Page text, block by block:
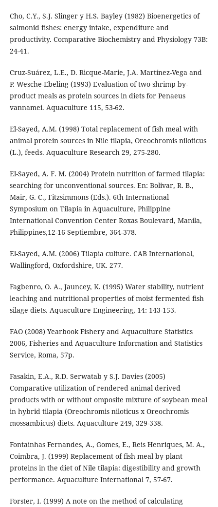
Cho, C.Y., S.J. Slinger y H.S. Bayley (1982) Bioenergetics of
salmonid fishes: energy intake, expenditure and
productivity. Comparative Biochemistry and Physiology 73B:
24-41.
Cruz-Suárez, L.E., D. Ricque-Marie, J.A. Martínez-Vega and
P. Wesche-Ebeling (1993) Evaluation of two shrimp by-
product meals as protein sources in diets for Penaeus
vannamei. Aquaculture 115, 53-62.
El-Sayed, A.M. (1998) Total replacement of fish meal with
animal protein sources in Nile tilapia, Oreochromis niloticus
(L.), feeds. Aquaculture Research 29, 275-280.
El-Sayed, A. F. M. (2004) Protein nutrition of farmed tilapia:
searching for unconventional sources. En: Bolivar, R. B.,
Mair, G. C., Fitzsimmons (Eds.). 6th International
Symposium on Tilapia in Aquaculture, Philippine
International Convention Center Roxas Boulevard, Manila,
Philippines,12-16 Septiembre, 364-378.
El-Sayed, A.M. (2006) Tilapia culture. CAB International,
Wallingford, Oxfordshire, UK. 277.
Fagbenro, O. A., Jauncey, K. (1995) Water stability, nutrient
leaching and nutritional properties of moist fermented fish
silage diets. Aquaculture Engineering, 14: 143-153.
FAO (2008) Yearbook Fishery and Aquaculture Statistics
2006, Fisheries and Aquaculture Information and Statistics
Service, Roma, 57p.
Fasakin, E.A., R.D. Serwatab y S.J. Davies (2005)
Comparative utilization of rendered animal derived
products with or without omposite mixture of soybean meal
in hybrid tilapia (Oreochromis niloticus x Oreochromis
mossambicus) diets. Aquaculture 249, 329-338.
Fontainhas Fernandes, A., Gomes, E., Reis Henriques, M. A.,
Coimbra, J. (1999) Replacement of fish meal by plant
proteins in the diet of Nile tilapia: digestibility and growth
performance. Aquaculture International 7, 57-67.
Forster, I. (1999) A note on the method of calculating